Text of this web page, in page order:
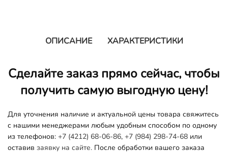
ОПИСАНИЕ ХАРАКТЕРИСТИКИ
Сделайте заказ прямо сейчас, чтобы
получить самую выгодную цену!
Для уточнения наличие и актуальной цены товара свяжитесь
с нашими менеджерами любым удобным способом по одному
из телефонов: +7 (4212) 68-06-86, +7 (984) 298-74-68 или
оставив заявку на сайте. После обработки вашего заказа